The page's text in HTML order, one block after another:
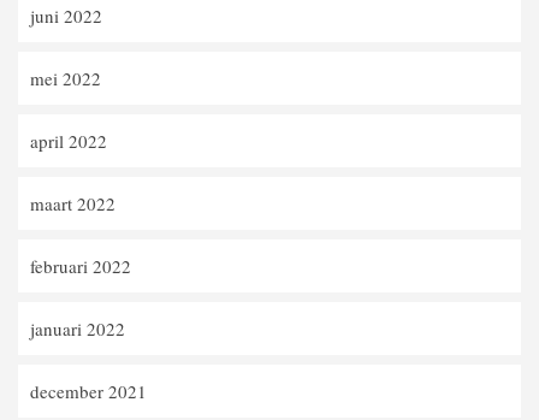
juni 2022
mei 2022
april 2022
maart 2022
februari 2022
januari 2022
december 2021